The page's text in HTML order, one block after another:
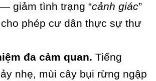
giảm tình trạng “cảnh giác”
phép cư dân thực sự thư
đa cảm quan. Tiếng
nhẹ, mùi cây bụi rừng ngập